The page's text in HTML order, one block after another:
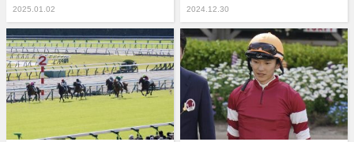
2025.01.02 2024.12.30